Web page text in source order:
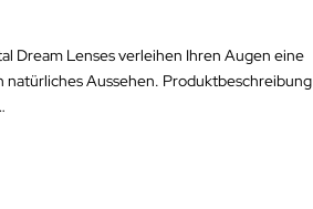
Dream Lenses verleihen Ihren Augen eine
Aussehen. Produktbeschreibung